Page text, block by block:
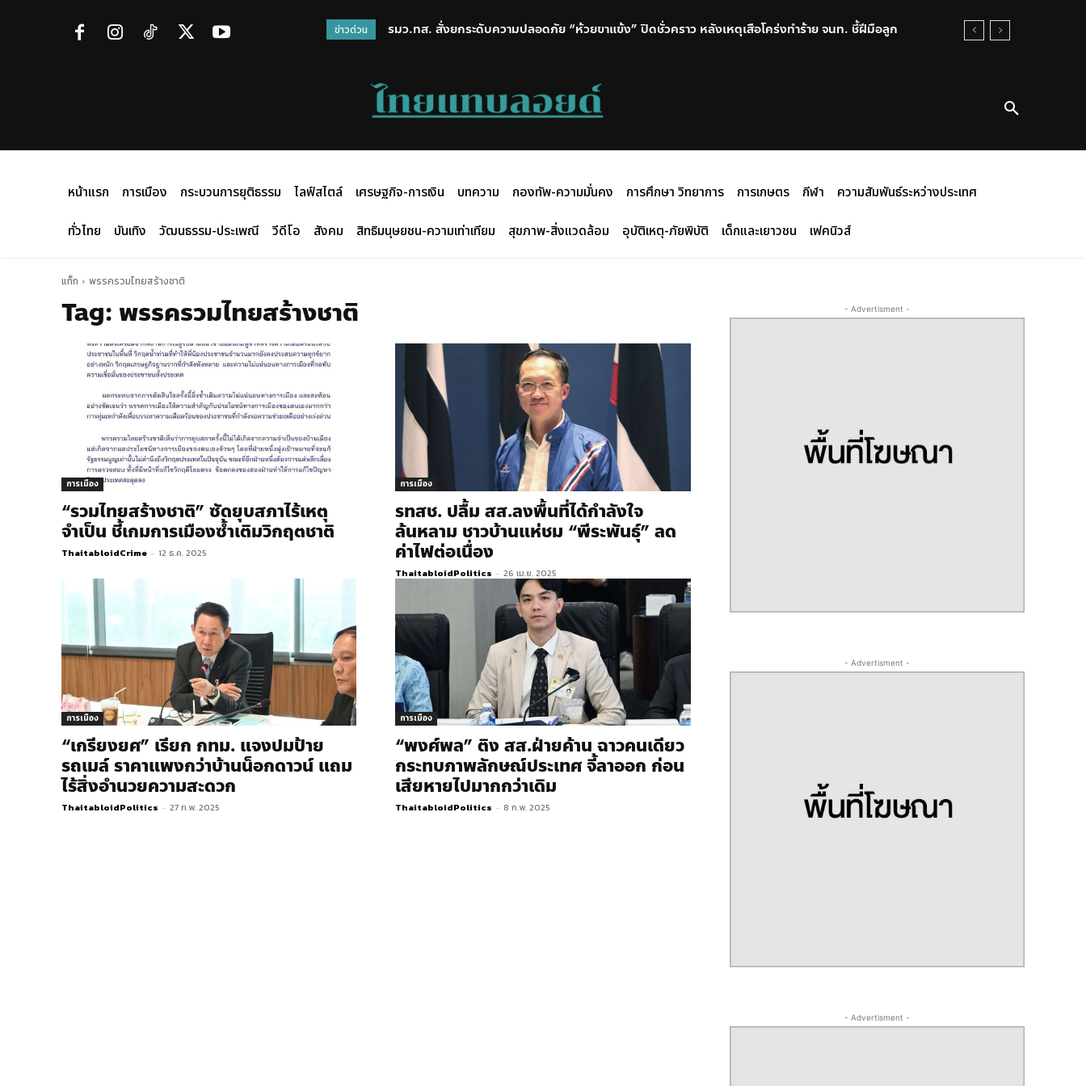
ข่าวด่วน
รมว.ทส. สั่งยกระดับความปลอดภัย “ห้วยขาแข้ง” ปิดชั่วคราว หลังเหตุเสือโคร่งทำร้าย จนท. ชี้ฝีมือลูก
หน้าแรก การเมือง กระบวนการยุติธรรม ไลฟ์สไตล์ เศรษฐกิจ-การเงิน บทความ กองทัพ-ความมั่นคง การศึกษา วิทยาการ การเกษตร กีฬา
ความสัมพันธ์ระหว่างประเทศ
ทั่วไทย
บันเทิง วัฒนธรรม-ประเพณี วีดีโอ สังคม สิทธิมนุษยชน-ความเท่าเทียม สุขภาพ-สิ่งแวดล้อม อุบัติเหตุ-ภัยพิบัติ เด็กและเยาวชน เฟคนิวส์
แท็ก พรรครวมไทยสร้างชาติ
Tag: พรรครวมไทยสร้างชาติ
การเมือง
“รวมไทยสร้างชาติ” ซัดยุบสภาไร้เหตุ
จำเป็น ชี้เกมการเมืองซ้ำเติมวิกฤตชาติ
ThaitabloidCrime - 12 ธ.ค. 2025
การเมือง
รทสช. ปลื้ม สส.ลงพื้นที่ได้กำลังใจ
ล้นหลาม ชาวบ้านแห่ชม “พีระพันธุ์” ลด
ค่าไฟต่อเนื่อง
ThaitabloidPolitics - 26 เม.ย. 2025
การเมือง
“เกรียงยศ” เรียก กทม. แจงปมป้าย
รถเมล์ ราคาแพงกว่าบ้านน็อกดาวน์ แถม
ไร้สิ่งอำนวยความสะดวก
ThaitabloidPolitics - 27 ก.พ. 2025
การเมือง
“พงศ์พล” ติง สส.ฝ่ายค้าน ฉาวคนเดียว
กระทบภาพลักษณ์ประเทศ จี้ลาออก ก่อน
เสียหายไปมากกว่าเดิม
ThaitabloidPolitics - 8 ก.พ. 2025
- Advertisment -
- Advertisment -
- Advertisment -